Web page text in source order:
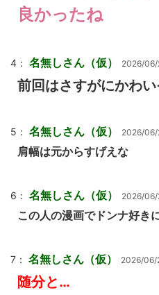
良かったね
4： 名無しさん（仮） 2026/
前回はさすがにかわ
5： 名無しさん（仮） 2026/06/
肩幅は元からすげえな
6： 名無しさん（仮） 2026/
この人の漫画でドンナ好き
7： 名無しさん（仮） 2026/06/
随分と…